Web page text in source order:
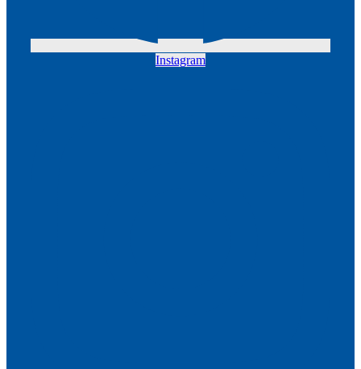
Instagram